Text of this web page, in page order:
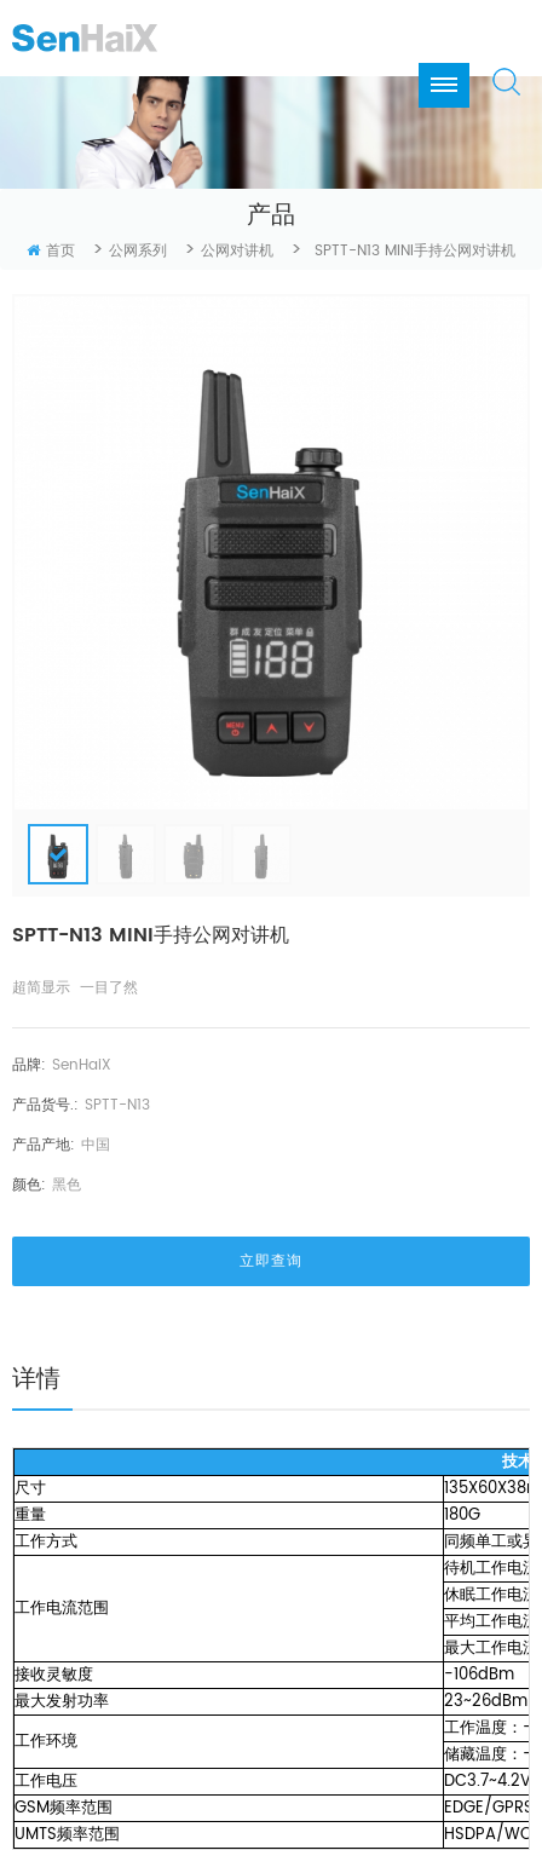
产品
首页 > 公网系列 > 公网对讲机 > SPTT-N13 MINI手持公网对讲机
SPTT-N13 MINI手持公网对讲机
超简显示 一目了然
品牌: SenHaiX
产品货号.: SPTT-N13
产品产地: 中国
颜色: 黑色
立即查询
详情
技术
尺寸
重量
180G
工作方式
同频单工或
工作电流范围
待机工作电
休眠工作电
平均工作电
最大工作电
接收灵敏度
-106dBm
最大发射功率
23~26dBm
工作环境
工作温度：
储藏温度：
工作电压
DC3.7~4.2V
GSM频率范围
EDGE/
UMTS频率范围
HSDPA/